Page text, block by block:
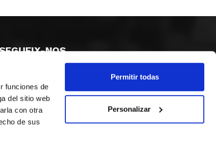
funciones de
del sitio web
con otra
de sus
Permitir todas
Personalizar
NOS